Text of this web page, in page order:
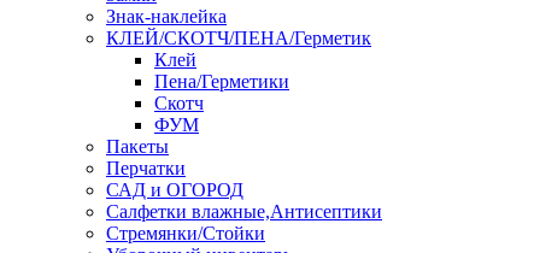
Знак-наклейка
КЛЕЙ/СКОТЧ/ПЕНА/Герметик
Клей
Пена/Герметики
Скотч
ФУМ
Пакеты
Перчатки
САД и ОГОРОД
Салфетки влажные,Антисептики
Стремянки/Стойки